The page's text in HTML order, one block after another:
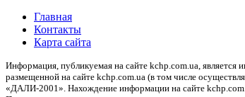
Главная
Контакты
Карта сайта
Информация, публикуемая на сайте kchp.com.ua,
размещенной на сайте kchp.com.ua (в том числе
«ДАЛИ-2001». Нахождение информации на сайте